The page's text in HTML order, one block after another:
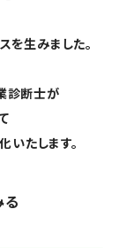
を生みました。
診断士が
いたします。
る